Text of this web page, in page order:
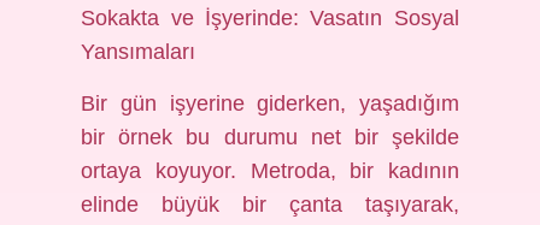
Sokakta ve İşyerinde: Vasatın Sosyal
Yansımaları
Bir gün işyerine giderken, yaşadığım
bir örnek bu durumu net bir şekilde
ortaya koyuyor. Metroda, bir kadının
elinde büyük bir çanta taşıyarak,